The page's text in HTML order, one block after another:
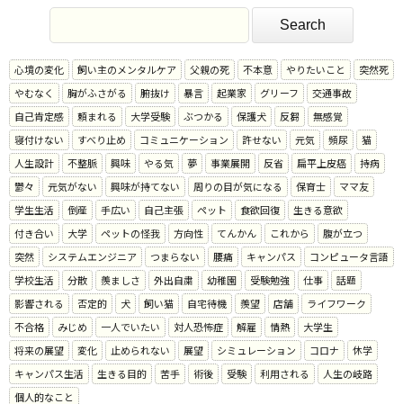
心境の変化 飼い主のメンタルケア 父親の死 不本意 やりたいこと
突然死
やむなく
胸がふさがる 腑抜け 暴言 起業家 グリーフ
交通事故
自己肯定感
頼まれる 大学受験 ぶつかる 保護犬 反芻
無感覚
寝付けない
すべり止め コミュニケーション 許せない 元気 頻尿
猫
人生設計
不整脈 興味 やる気 夢 事業展開 反省 扁平上皮癌
持病
鬱々
元気がない 興味が持てない 周りの目が気になる 保育士
ママ友
学生生活
倒産 手広い 自己主張 ペット 食欲回復
生きる意欲
付き合い
大学 ペットの怪我 方向性 てんかん これから
腹が立つ
突然
システムエンジニア つまらない 腰痛 キャンパス
コンピュータ言語
学校生活
分散 羨ましさ 外出自粛 幼稚園 受験勉強 仕事
話題
影響される
否定的 犬 飼い猫 自宅待機 羨望 店舗
ライフワーク
不合格
みじめ 一人でいたい 対人恐怖症 解雇 情熱
大学生
将来の展望
変化 止められない 展望 シミュレーション コロナ
休学
キャンパス生活
生きる目的 苦手 術後 受験 利用される
人生の岐路
個人的なこと